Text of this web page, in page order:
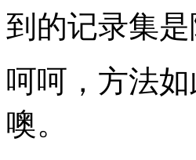
到的记录集
呵呵，方法
噢。